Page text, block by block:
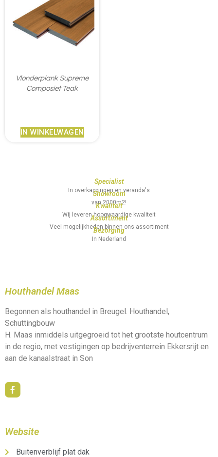
Vlonderplank Supreme
Composiet Teak
IN WINKELWAGEN
Specialist
In overkappingen en veranda's
Showroom
van 2000m2!
Kwaliteit
Wij leveren hoogwaardige kwaliteit
Assortiment
Veel mogelijkheden binnen ons assortiment
Bezorging
In Nederland
Houthandel Maas
Begonnen als houthandel in Breugel. Houthandel,
Schuttingbouw
H. Maas inmiddels uitgegroeid tot het grootste houtcentrum
in de regio, met vestigingen op bedrijventerrein Ekkersrijt en
aan de kanaalstraat in Son
Website
Buitenverblijf plat dak